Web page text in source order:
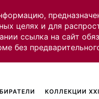
целях и для
ссылка на сайт
без
КОЛЛЕКЦИИ